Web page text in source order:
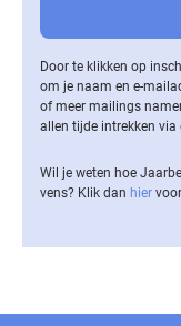
Door te klikken op
om je naam en e-
of meer mailings
allen tijde intrekken
Wil je weten hoe
vens? Klik dan hier